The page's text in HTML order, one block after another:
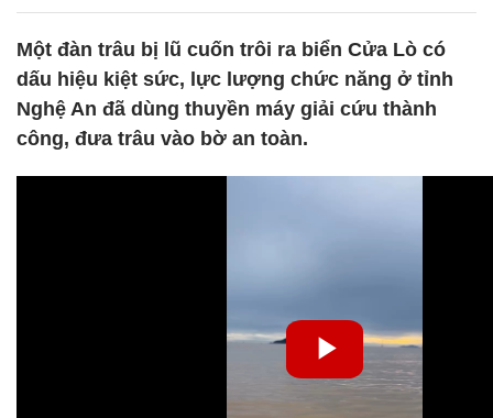
Một đàn trâu bị lũ cuốn trôi ra biển Cửa Lò có
dấu hiệu kiệt sức, lực lượng chức năng ở tỉnh
Nghệ An đã dùng thuyền máy giải cứu thành
công, đưa trâu vào bờ an toàn.